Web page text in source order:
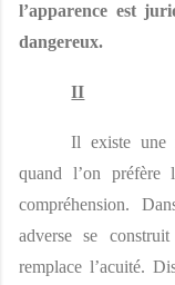
l’apparence est
dangereux.
II
Il existe une
quand l’on
compréhension.
adverse se
remplace l’acuité.